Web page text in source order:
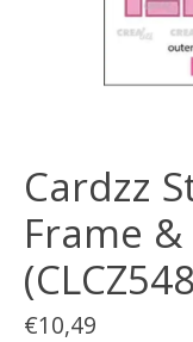
Cardzz
Frame
€10,49